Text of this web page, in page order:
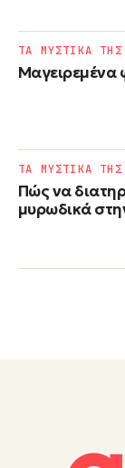
Μαγειρεμένα
ΤΑ ΜΥΣΤΙΚΑ ΤΗΣ
Πώς να
μυρωδικά
ΤΑ ΜΥΣΤΙΚΑ ΤΗΣ